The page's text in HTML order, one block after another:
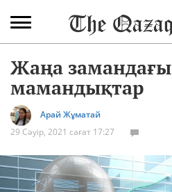
Жаңа
мамандықтар
Арай Жұматай
29 Сәуір, 2021 сағат 17:27